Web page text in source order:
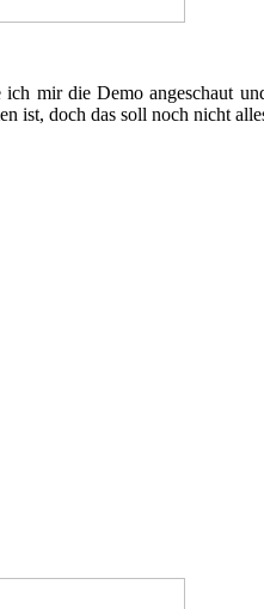
mir die Demo angeschaut
ist, doch das soll noch nicht